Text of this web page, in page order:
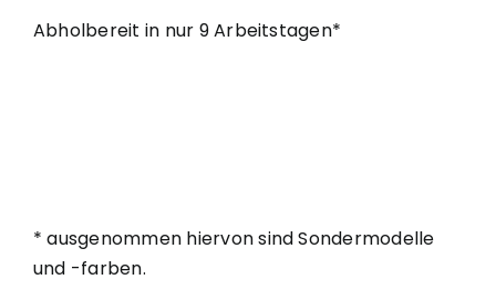
Abholbereit in nur 9 Arbeitstagen*
* ausgenommen hiervon sind Sondermodelle
und -farben.